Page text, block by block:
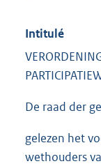
Intitulé
De raad der
gelezen het
wethouders